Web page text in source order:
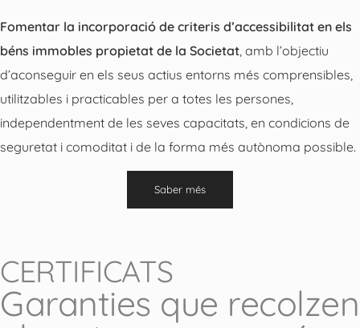
Fomentar la incorporació de criteris d’accessibilitat en els
béns immobles propietat de la Societat, amb l’objectiu
d’aconseguir en els seus actius entorns més comprensibles,
utilitzables i practicables per a totes les persones,
independentment de les seves capacitats, en condicions de
seguretat i comoditat i de la forma més autònoma possible.
Saber més
CERTIFICATS
Garanties que recolzen